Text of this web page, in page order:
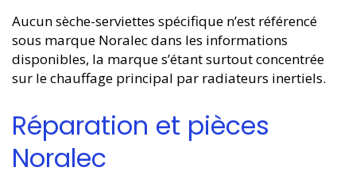
Aucun sèche-serviettes spécifique n’est référencé
sous marque Noralec dans les informations
disponibles, la marque s’étant surtout concentrée
sur le chauffage principal par radiateurs inertiels.
Réparation et pièces
Noralec